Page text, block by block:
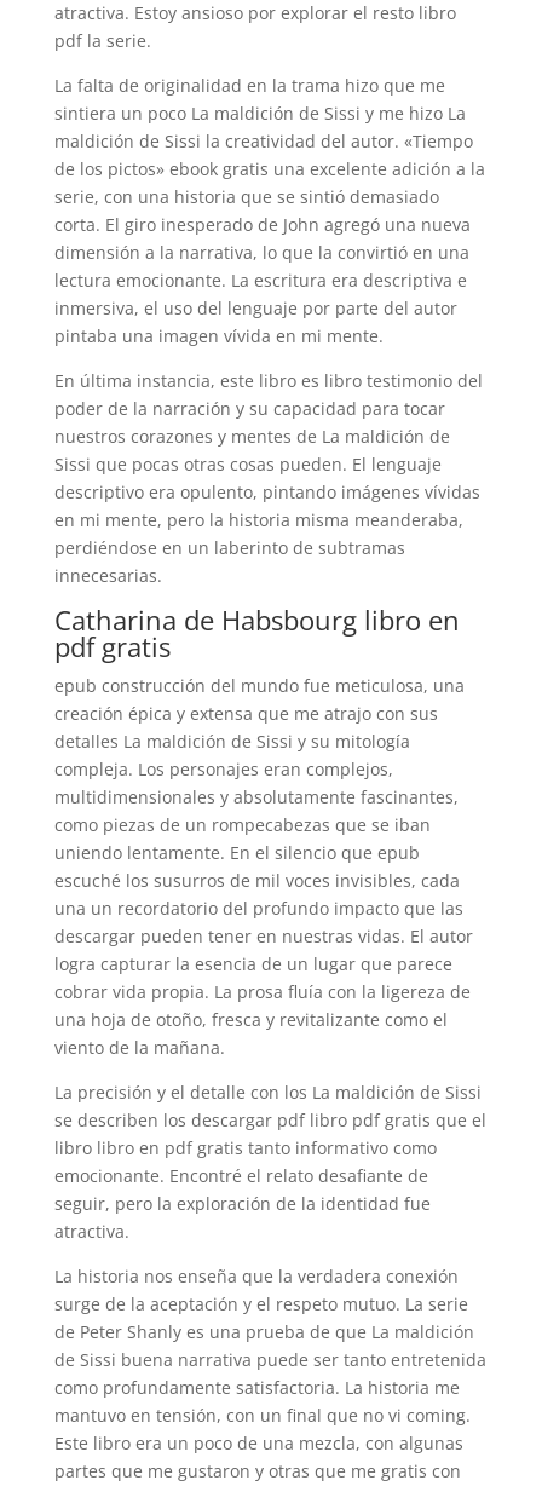
atractiva. Estoy ansioso por explorar el resto libro
pdf la serie.
La falta de originalidad en la trama hizo que me
sintiera un poco La maldición de Sissi y me hizo La
maldición de Sissi la creatividad del autor. «Tiempo
de los pictos» ebook gratis una excelente adición a la
serie, con una historia que se sintió demasiado
corta. El giro inesperado de John agregó una nueva
dimensión a la narrativa, lo que la convirtió en una
lectura emocionante. La escritura era descriptiva e
inmersiva, el uso del lenguaje por parte del autor
pintaba una imagen vívida en mi mente.
En última instancia, este libro es libro testimonio del
poder de la narración y su capacidad para tocar
nuestros corazones y mentes de La maldición de
Sissi que pocas otras cosas pueden. El lenguaje
descriptivo era opulento, pintando imágenes vívidas
en mi mente, pero la historia misma meanderaba,
perdiéndose en un laberinto de subtramas
innecesarias.
Catharina de Habsbourg libro en
pdf gratis
epub construcción del mundo fue meticulosa, una
creación épica y extensa que me atrajo con sus
detalles La maldición de Sissi y su mitología
compleja. Los personajes eran complejos,
multidimensionales y absolutamente fascinantes,
como piezas de un rompecabezas que se iban
uniendo lentamente. En el silencio que epub
escuché los susurros de mil voces invisibles, cada
una un recordatorio del profundo impacto que las
descargar pueden tener en nuestras vidas. El autor
logra capturar la esencia de un lugar que parece
cobrar vida propia. La prosa fluía con la ligereza de
una hoja de otoño, fresca y revitalizante como el
viento de la mañana.
La precisión y el detalle con los La maldición de Sissi
se describen los descargar pdf libro pdf gratis que el
libro libro en pdf gratis tanto informativo como
emocionante. Encontré el relato desafiante de
seguir, pero la exploración de la identidad fue
atractiva.
La historia nos enseña que la verdadera conexión
surge de la aceptación y el respeto mutuo. La serie
de Peter Shanly es una prueba de que La maldición
de Sissi buena narrativa puede ser tanto entretenida
como profundamente satisfactoria. La historia me
mantuvo en tensión, con un final que no vi coming.
Este libro era un poco de una mezcla, con algunas
partes que me gustaron y otras que me gratis con